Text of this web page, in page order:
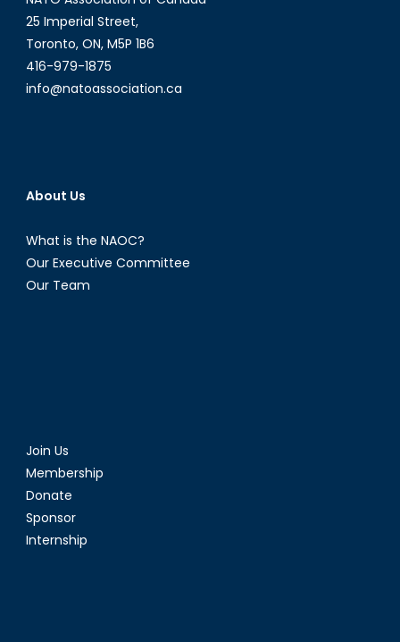
25 Imperial Street,
Toronto, ON, M5P 1B6
416-979-1875
info@natoassociation.ca
About Us
What is the NAOC?
Our Executive Committee
Our Team
Join Us
Membership
Donate
Sponsor
Internship